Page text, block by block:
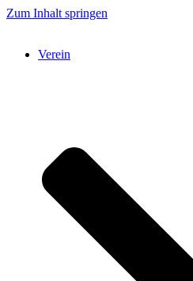
Zum Inhalt springen
Verein